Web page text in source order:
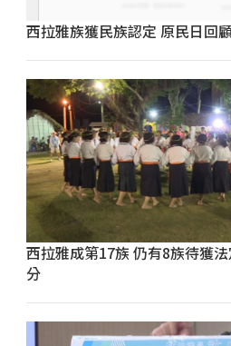
西拉雅族獲民族認定 原民日回
西拉雅成第17族 仍有8族待獲
分